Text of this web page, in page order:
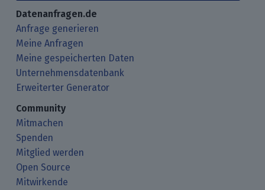
Datenanfragen.de
Anfrage generieren
Meine Anfragen
Meine gespeicherten Daten
Unternehmensdatenbank
Erweiterter Generator
Community
Mitmachen
Spenden
Mitglied werden
Open Source
Mitwirkende